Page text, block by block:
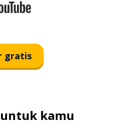
gratis
kamu